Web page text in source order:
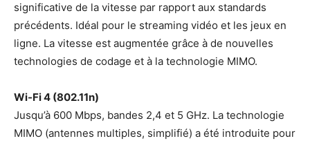
significative de la vitesse par rapport aux standards
précédents. Idéal pour le streaming vidéo et les jeux en
ligne. La vitesse est augmentée grâce à de nouvelles
technologies de codage et à la technologie MIMO.
Wi-Fi 4 (802.11n)
Jusqu’à 600 Mbps, bandes 2,4 et 5 GHz. La technologie
MIMO (antennes multiples, simplifié) a été introduite pour